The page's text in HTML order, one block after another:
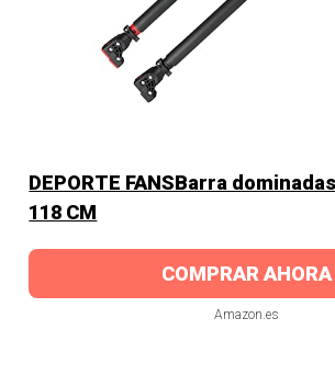
DEPORTE FANSBarra
118 CM
COMPRAR AHORA
Amazon.es